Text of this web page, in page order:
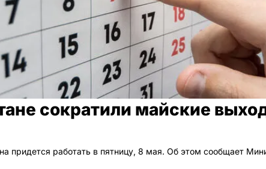
сократили майские
придется работать в пятницу, 8 мая. Об этом сообщает